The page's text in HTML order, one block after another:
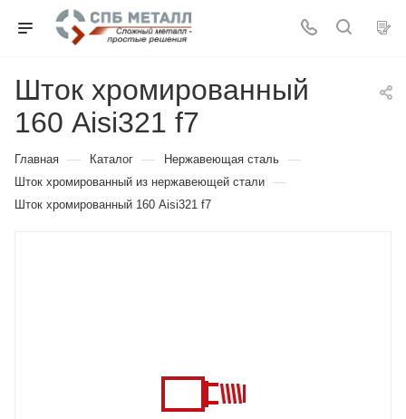
Шток хромированный
160 Aisi321 f7
Главная — Каталог — Нержавеющая сталь —
Шток хромированный из нержавеющей стали —
Шток хромированный 160 Aisi321 f7